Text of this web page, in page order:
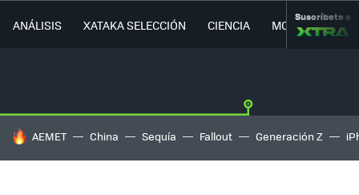
ANÁLISIS XATAKA SELECCIÓN CIENCIA MOVILIDAD
Suscríbete a
HOY SE HABLA DE
AEMET China Sequía Fallout Generación Z